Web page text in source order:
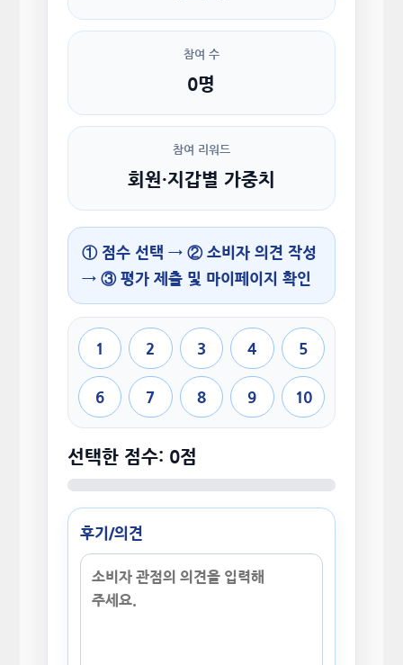
참여 수
0명
참여 리워드
회원·지갑별 가중치
① 점수 선택 → ② 소비자 의견 작성
→ ③ 평가 제출 및 마이페이지 확인
1 2 3 4 5
6 7 8 9 10
선택한 점수: 0점
후기/의견